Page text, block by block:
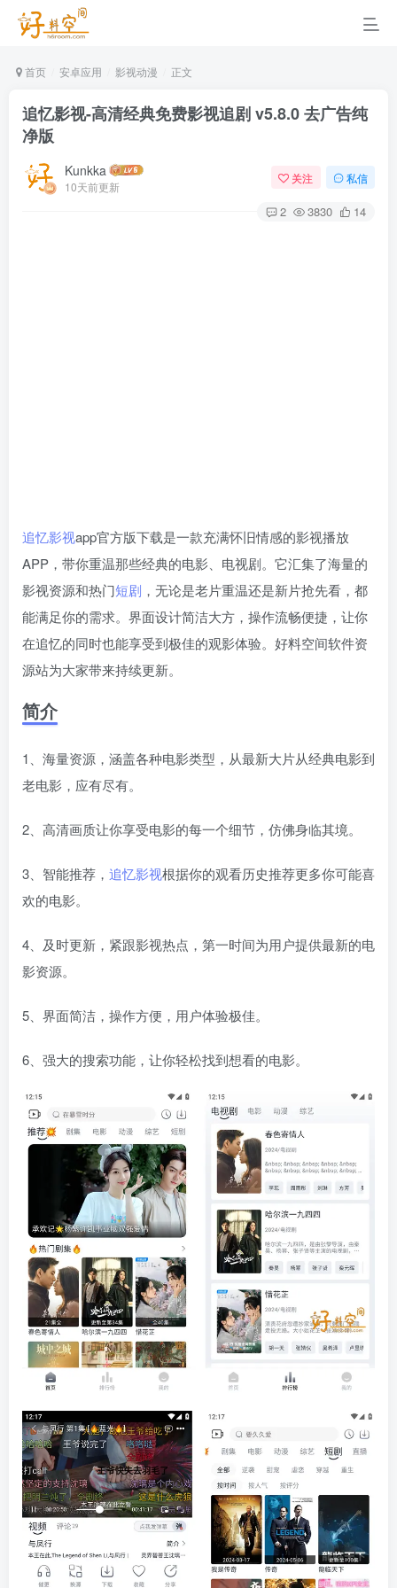
首页 安卓应用 影视动漫 正文
追忆影视-高清经典免费影视追剧 v5.8.0 去广告纯
净版
Kunkka
10天前更新
关注 私信
2 3830 14
追忆影视app官方版下载是一款充满怀旧情感的影视播放
APP，带你重温那些经典的电影、电视剧。它汇集了海量的
影视资源和热门短剧 ，无论是老片重温还是新片抢先看，都
能满足你的需求。界面设计简洁大方，操作流畅便捷，让你
在追忆的同时也能享受到极佳的观影体验。好料空间软件资
源站为大家带来持续更新。
简介
1、海量资源，涵盖各种电影类型，从最新大片从经典电影到
老电影，应有尽有。
2、高清画质让你享受电影的每一个细节，仿佛身临其境。
3、智能推荐， 追忆影视根据你的观看历史推荐更多你可能喜
欢的电影。
4、及时更新，紧跟影视热点，第一时间为用户提供最新的电
影资源。
5、界面简洁，操作方便，用户体验极佳。
6、强大的搜索功能，让你轻松找到想看的电影。